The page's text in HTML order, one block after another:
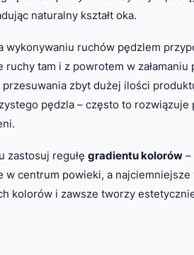
naturalny kształt oka.
wykonywaniu ruchów pędzlem
ruchy tam i z powrotem w
zbyt dużej ilości
pędzla – często to rozwiązuje
zastosuj regułę gradientu kolorów –
centrum powieki, a
kolorów i zawsze tworzy